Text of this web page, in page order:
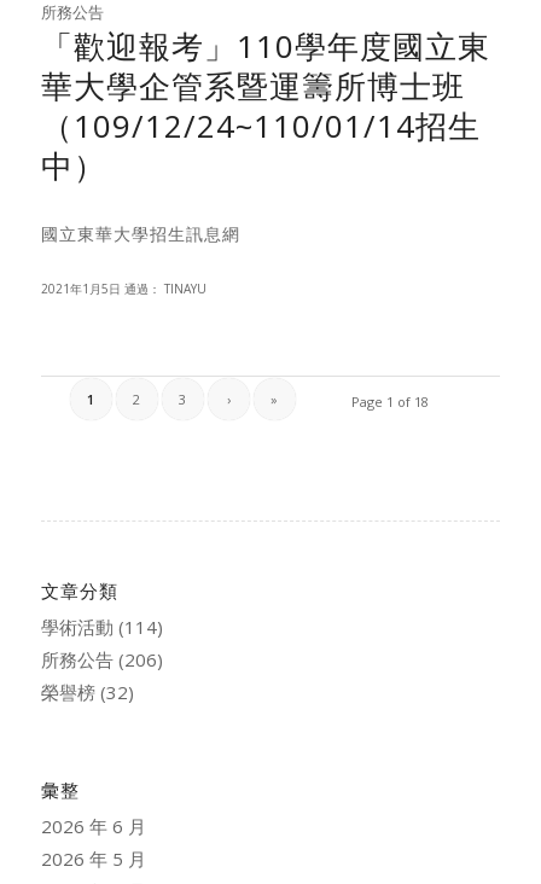
所務公告
「歡迎報考」110學年度國立東
華大學企管系暨運籌所博士班
（109/12/24~110/01/14招生
中）
國立東華大學招生訊息網
2021年1月5日 通過： TINAYU
Page 1 of 18
1 2 3 › »
文章分類
學術活動 (114)
所務公告(206)
榮譽榜(32)
彙整
2026 年 6 月
2026 年 5 月